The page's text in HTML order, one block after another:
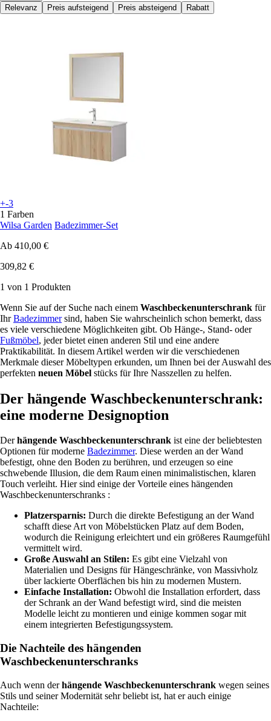
Relevanz
Preis aufsteigend Preis absteigend Rabatt
+-3
1 Farben
Wilsa Garden Badezimmer-Set
Ab 410,00 €
309,82 €
1 von 1 Produkten
Wenn Sie auf der Suche nach einem Waschbeckenunterschrank für
IhrBadezimmersind, haben Sie wahrscheinlich schon bemerkt, dass
es viele verschiedene Möglichkeiten gibt. Ob Hänge-, Stand- oder
Fußmöbel, jeder bietet einen anderen Stil und eine andere
Praktikabilität. In diesem Artikel werden wir die verschiedenen
Merkmale dieser Möbeltypen erkunden, um Ihnen bei der Auswahl des
perfekten neuen Möbel stücks für Ihre Nasszellen zu helfen.
Der hängende Waschbeckenunterschrank:
eine moderne Designoption
Derhängende Waschbeckenunterschrank ist eine der beliebtesten
Optionen für moderne Badezimmer. Diese werden an der Wand
befestigt, ohne den Boden zu berühren, und erzeugen so eine
schwebende Illusion, die dem Raum einen minimalistischen, klaren
Touch verleiht. Hier sind einige der Vorteile eines hängenden
Waschbeckenunterschranks :
Platzersparnis: Durch die direkte Befestigung an der Wand
schafft diese Art von Möbelstücken Platz auf dem Boden,
wodurch die Reinigung erleichtert und ein größeres Raumgefühl
vermittelt wird.
Große Auswahl an Stilen: Es gibt eine Vielzahl von
Materialien und Designs für Hängeschränke, von Massivholz
über lackierte Oberflächen bis hin zu modernen Mustern.
Einfache Installation: Obwohl die Installation erfordert, dass
der Schrank an der Wand befestigt wird, sind die meisten
Modelle leicht zu montieren und einige kommen sogar mit
einem integrierten Befestigungssystem.
Die Nachteile des hängenden
Waschbeckenunterschranks
Auch wenn derhängende Waschbeckenunterschrank wegen seines
Stils und seiner Modernität sehr beliebt ist, hat er auch einige
Nachteile: